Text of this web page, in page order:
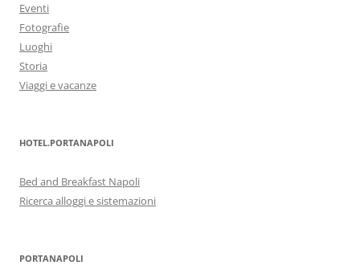
Eventi
Fotografie
Luoghi
Storia
Viaggi e vacanze
HOTEL.PORTANAPOLI
Bed and Breakfast Napoli
Ricerca alloggi e sistemazioni
PORTANAPOLI